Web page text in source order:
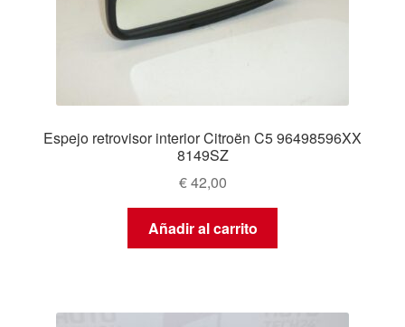
Espejo retrovisor interior Citroën C5 96498596XX
8149SZ
€42,00
Añadir al carrito